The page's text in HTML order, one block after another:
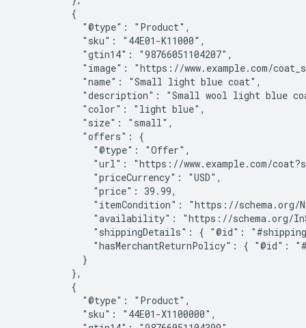
          {
            "@type": "Product",
            "sku": "44E01-K11000",
            "gtin14": "98766051104207",
"image": "https://www.example.com/
            "name": "Small light blue coat",
"description": "Small wool light blue
            "color": "light blue",
            "size": "small",
            "offers": {
              "@type": "Offer",
"url": "https://www.example.com/
              "priceCurrency": "USD",
              "price": 39.99,
"itemCondition": "https://schema.org/
"availability": "https://schema.org/
"shippingDetails": { "@id":
"hasMerchantReturnPolicy": { "@id":
            }
          },
          {
            "@type": "Product",
            "sku": "44E01-X1100000",